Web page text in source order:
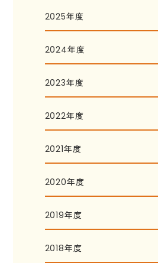
2025年度
2024年度
2023年度
2022年度
2021年度
2020年度
2019年度
2018年度